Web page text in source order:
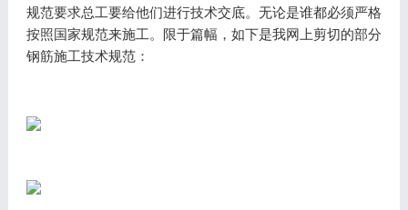
规范要求总工要给他们进行技术交底。无论是谁都必须严格
按照国家规范来施工。限于篇幅，如下是我网上剪切的部分
钢筋施工技术规范：